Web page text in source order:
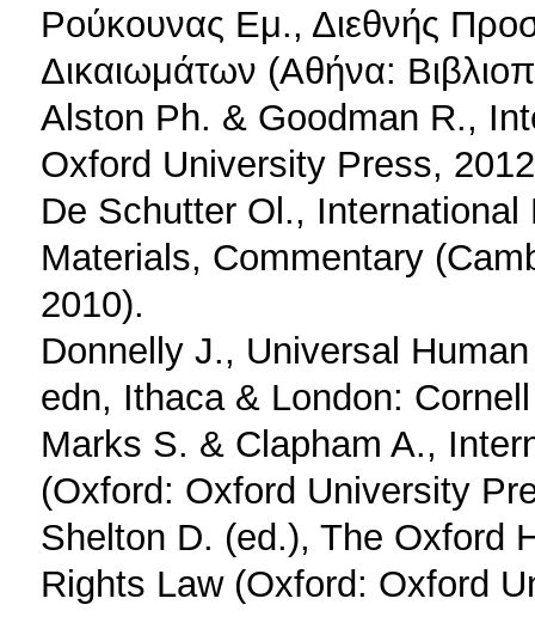
Ρούκουνας Εμ., Διεθνής
Δικαιωμάτων (Αθήνα:
Alston Ph. & Goodman R.,
Oxford University Press,
De Schutter Ol.,
Materials, Commentary
2010).
Donnelly J., Universal
edn, Ithaca & London:
Marks S. & Clapham A.,
(Oxford: Oxford University
Shelton D. (ed.), The Oxford
Rights Law (Oxford: Oxford